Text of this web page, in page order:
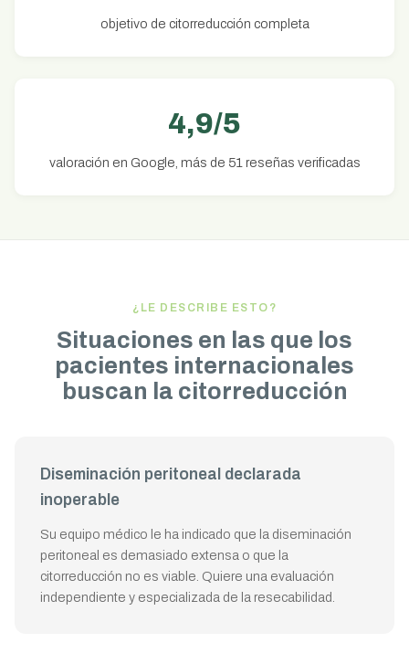
objetivo de citorreducción completa
4,9/5
valoración en Google, más de 51 reseñas verificadas
¿LE DESCRIBE ESTO?
Situaciones en las que los
pacientes internacionales
buscan la citorreducción
Diseminación peritoneal declarada
inoperable
Su equipo médico le ha indicado que la diseminación
peritoneal es demasiado extensa o que la
citorreducción no es viable. Quiere una evaluación
independiente y especializada de la resecabilidad.